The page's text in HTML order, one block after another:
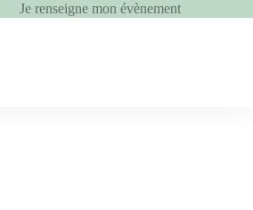
Je renseigne mon évènement